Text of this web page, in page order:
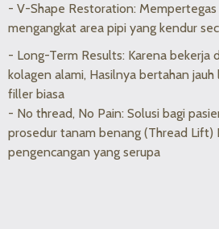
- V-Shape Restoration: Mempertegas
mengangkat area pipi yang kendur
- Long-Term Results: Karena bekerja
kolagen alami, Hasilnya bertahan
filler biasa
- No thread, No Pain: Solusi bagi
prosedur tanam benang (Thread Lift)
pengencangan yang serupa